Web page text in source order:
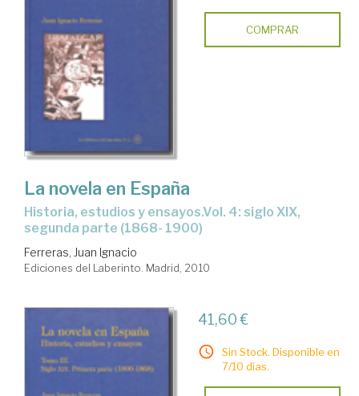
COMPRAR
La novela en España
historia, estudios y ensayos.Vol. 4: siglo XIX,
segunda parte (1868- 1900)
Ferreras, Juan Ignacio
Ediciones del Laberinto. Madrid, 2010
41,60 €
Sin Stock. Disponible en
7/10 días.